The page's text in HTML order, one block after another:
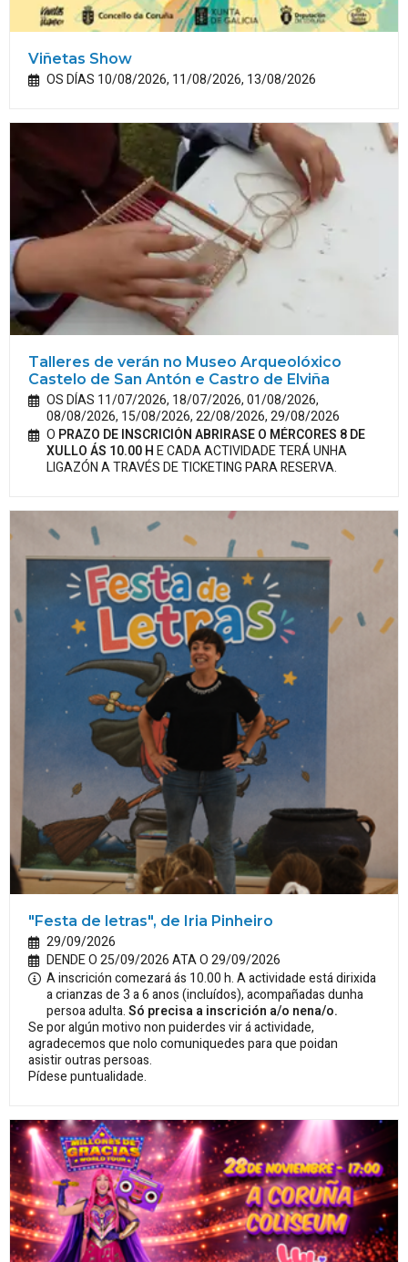
Viñetas Show
OS DÍAS 10/08/2026, 11/08/2026, 13/08/2026
Talleres de verán no Museo Arqueolóxico
Castelo de San Antón e Castro de Elviña
OS DÍAS 11/07/2026, 18/07/2026, 01/08/2026,
08/08/2026, 15/08/2026, 22/08/2026, 29/08/2026
O PRAZO DE INSCRICIÓN ABRIRASE O MÉRCORES 8 DE
XULLO ÁS 10.00 HE CADA ACTIVIDADE TERÁ UNHA
LIGAZÓN A TRAVÉS DE TICKETING PARA RESERVA.
"Festa de letras", de Iria Pinheiro
29/09/2026
DENDE O 25/09/2026 ATA O 29/09/2026
A inscrición comezará ás 10.00 h. A actividade está dirixida
a crianzas de 3 a 6 anos (incluídos), acompañadas dunha
persoa adulta.Só precisa a inscrición a/o nena/o.
Se por algún motivo non puiderdes vir á actividade,
agradecemos que nolo comuniquedes para que poidan
asistir outras persoas.
Pídese puntualidade.